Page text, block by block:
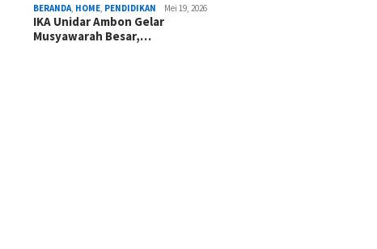
BERANDA HOME PENDIDIKAN Mei 19, 2026
IKA Unidar Ambon Gelar
Musyawarah Besar,…